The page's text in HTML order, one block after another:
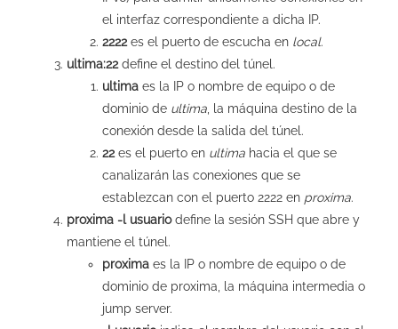
el interfaz correspondiente a dicha IP.
2222 es el puerto de escucha en local.
ultima:22 define el destino del túnel.
ultima es la IP o nombre de equipo o de
dominio de ultima , la máquina destino de la
conexión desde la salida del túnel.
22 es el puerto en ultima hacia el que se
canalizarán las conexiones que se
establezcan con el puerto 2222 en proxima.
proxima -l usuariodefine la sesión SSH que abre y
mantiene el túnel.
proxima es la IP o nombre de equipo o de
dominio de proxima, la máquina intermedia o
jump server.